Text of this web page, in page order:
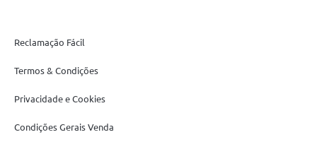
Reclamação Fácil
Termos & Condições
Privacidade e Cookies
Condições Gerais Venda